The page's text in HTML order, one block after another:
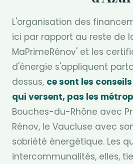
L'organisation des
ici par rapport au reste de
MaPrimeRénov' et les
d'énergie s'appliquent
dessus, ce sont les
qui versent, pas les
Bouches-du-Rhône avec
Rénov, le Vaucluse avec
sobriété énergétique. Les
intercommunalités, elles,